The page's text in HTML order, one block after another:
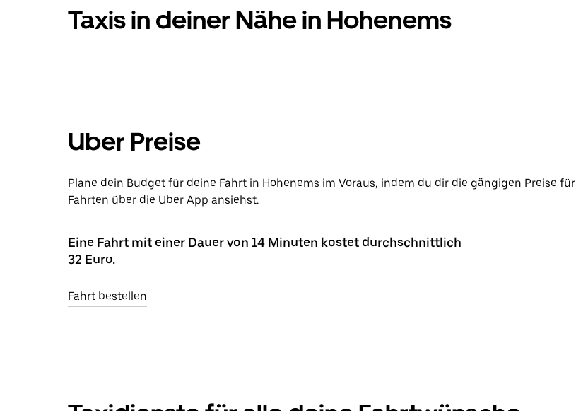
Taxis in deiner Nähe in Hohenems
Uber Preise
Plane dein Budget für deine Fahrt in Hohenems im Voraus, indem du dir die gängigen Preise für
Fahrten über die Uber App ansiehst.
Eine Fahrt mit einer Dauer von 14 Minuten kostet durchschnittlich
32 Euro.
Fahrt bestellen